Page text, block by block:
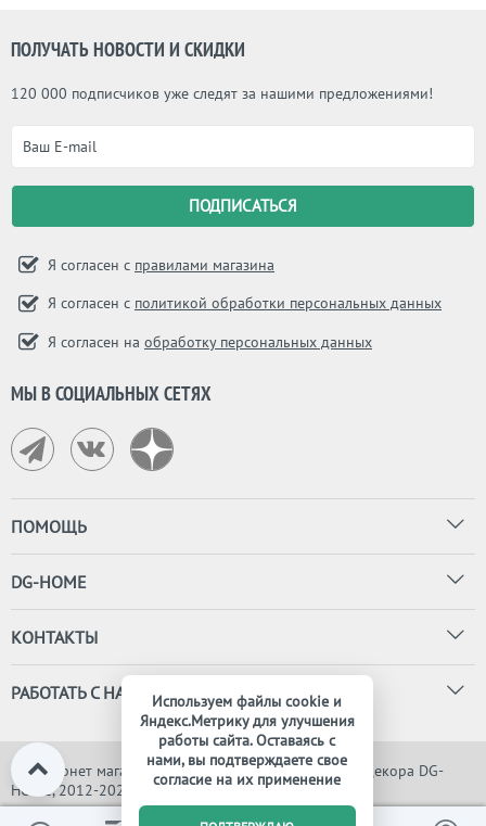
ПОЛУЧАТЬ НОВОСТИ И СКИДКИ
120 000 подписчиков уже следят за нашими предложениями!
Я согласен с правилами магазина
Я согласен с политикой обработки персональных данных
Я согласен на обработку персональных данных
МЫ В СОЦИАЛЬНЫХ СЕТЯХ
ПОМОЩЬ
DG-HOME
КОНТАКТЫ
РАБОТАТЬ С НАМИ
© Интернет магазин дизайнерской мебели, света и декора DG-
HOME, 2012-2026. Все права защищены
0
Используем файлы cookie и
Яндекс.Метрику для улучшения
работы сайта. Оставаясь с
нами, вы подтверждаете свое
согласие на их применение